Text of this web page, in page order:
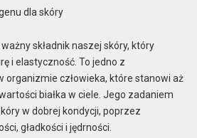
dla skóry
składnik naszej skóry, który
i elastyczność. To jedno z
organizmie człowieka, które stanowi aż
białka w ciele. Jego zadaniem
w dobrej kondycji, poprzez
gładkości i jędrności.